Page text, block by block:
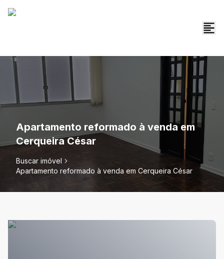
Apartamento reformado à venda em
Cerqueira César
Buscar imóvel
Apartamento reformado à venda em Cerqueira César